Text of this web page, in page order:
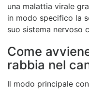
una malattia virale
in modo specifico la
suo sistema nervoso
Come
rabbia nel
Il modo principale